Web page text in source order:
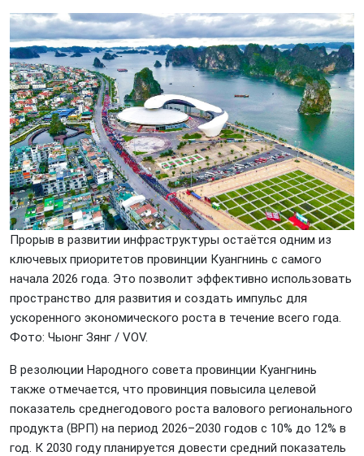
Прорыв в развитии инфраструктуры остаётся одним из
ключевых приоритетов провинции Куангнинь с самого
начала 2026 года. Это позволит эффективно использовать
пространство для развития и создать импульс для
ускоренного экономического роста в течение всего года.
Фото: Чыонг Зянг / VOV.
В резолюции Народного совета провинции Куангнинь
также отмечается, что провинция повысила целевой
показатель среднегодового роста валового регионального
продукта (ВРП) на период 2026–2030 годов с 10% до 12% в
год. К 2030 году планируется довести средний показатель